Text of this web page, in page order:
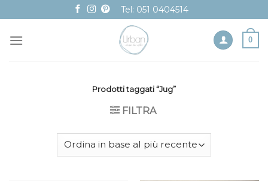
to
content
Tel: 051 0404514
0
Prodotti taggati “Jug”
FILTRA